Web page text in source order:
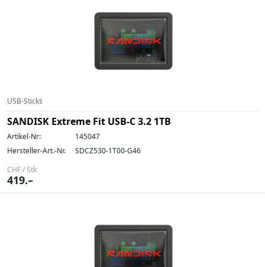
USB-Sticks
SANDISK Extreme Fit USB-C 3.2 1TB
Artikel-Nr:
145047
Hersteller-Art.-Nr.
SDCZ530-1T00-G46
CHF / Stk
419.–